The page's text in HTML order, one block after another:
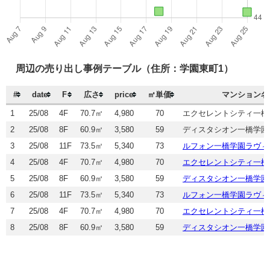
周辺の売り出し事例テーブル（住所：学園東町1）
# date F 広さ price ㎡単価 マンション名
1 25/08 4F 70.7㎡ 4,980 70 エクセレントシティ一
2 25/08 8F 60.9㎡ 3,580 59 ディスタシオン一橋学園
3 25/08 11F 73.5㎡ 5,340 73 ルフォン一橋学園ラヴ
4 25/08 4F 70.7㎡ 4,980 70 エクセレントシティ一
5 25/08 8F 60.9㎡ 3,580 59 ディスタシオン一橋学園
6 25/08 11F 73.5㎡ 5,340 73 ルフォン一橋学園ラヴ
7 25/08 4F 70.7㎡ 4,980 70 エクセレントシティ一
8 25/08 8F 60.9㎡ 3,580 59 ディスタシオン一橋学園